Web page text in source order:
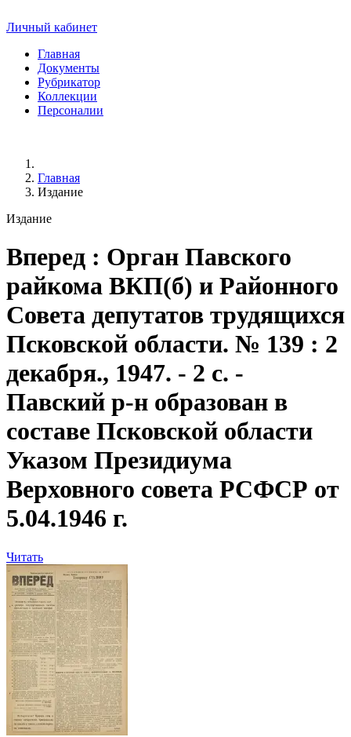
Личный кабинет
Главная
Документы
Рубрикатор
Коллекции
Персоналии
Главная
Издание
Издание
Вперед : Орган Павского
райкома ВКП(б) и Районного
Совета депутатов трудящихся
Псковской области. № 139 : 2
декабря., 1947. - 2 с. -
Павский р-н образован в
составе Псковской области
Указом Президиума
Верховного совета РСФСР от
5.04.1946 г.
Читать